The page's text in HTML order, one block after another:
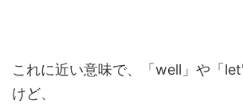
これに近い意味で、「well」や「
けど、